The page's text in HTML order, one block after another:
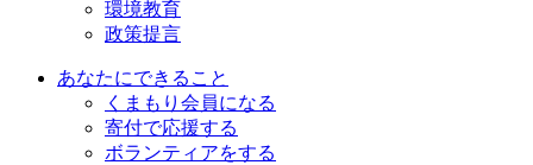
環境教育
政策提言
あなたにできること
くまもり会員になる
寄付で応援する
ボランティアをする